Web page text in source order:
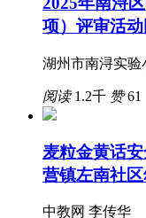
项）评审活
湖州市南浔实验
阅读1.2千 赞61
麦粒金黄话
营镇左南社区
中教网 李传华